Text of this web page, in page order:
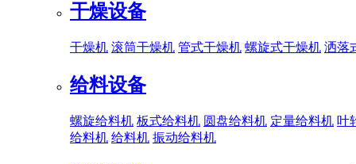
干燥设备
干燥机 滚筒干燥机 管式干燥机 螺旋式干燥机 洒落
给料设备
螺旋给料机 板式给料机 圆盘给料机 定量给料机 叶
给料机 给料机 振动给料机